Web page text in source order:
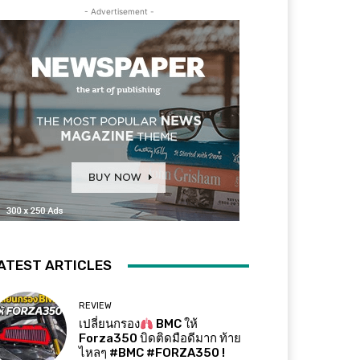
- Advertisement -
ARTICLES
REVIEW
เปลี่ยนกรอง
BMC ให้
Forza350 บิดติดมือดีมาก ท้าย
ไหลๆ #BMC #FORZA350 !